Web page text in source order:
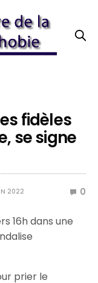
fidèles
se signe
2022 0
16h dans une
prier le